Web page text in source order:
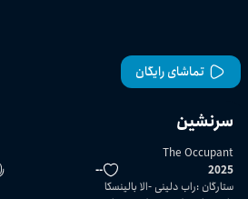
تماشای رایگان
سرنشین
The Occupant
2025
--
ستارگان :راب دلینی الا بالینسکا